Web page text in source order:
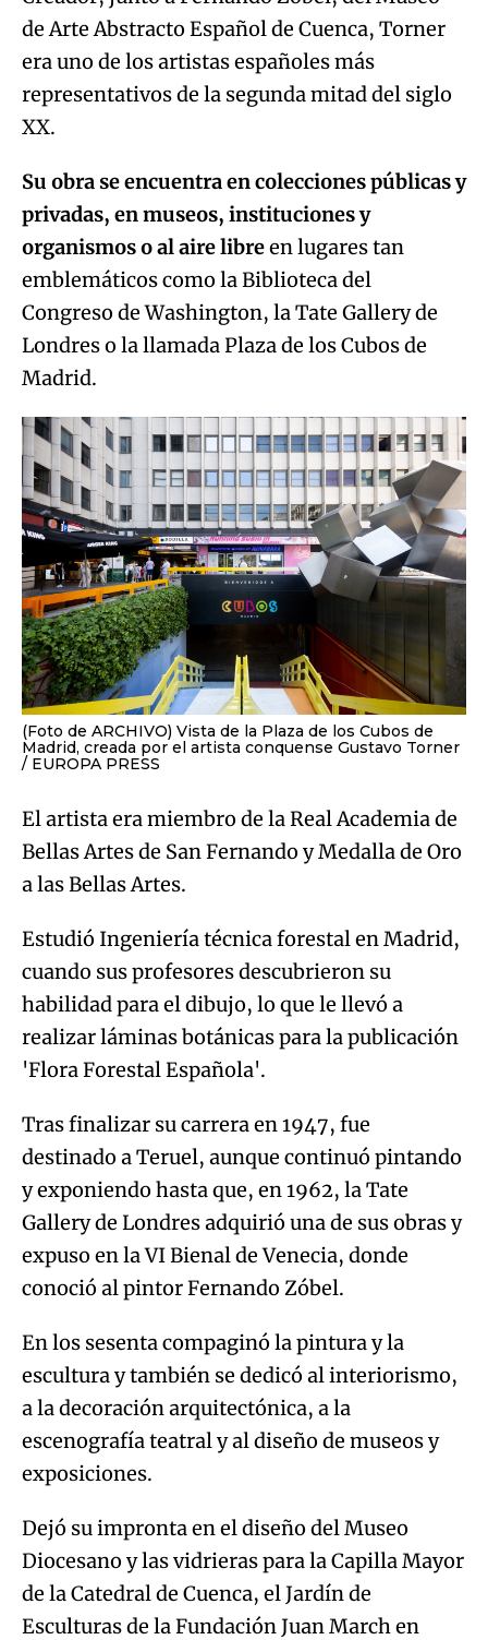
de Arte Abstracto Español de Cuenca, Torner
era uno de los artistas españoles más
representativos de la segunda mitad del siglo
XX.
Su obra se encuentra en colecciones públicas y
privadas, en museos, instituciones y
organismos o al aire libreen lugares tan
emblemáticos como la Biblioteca del
Congreso de Washington, la Tate Gallery de
Londres o la llamada Plaza de los Cubos de
Madrid.
(Foto de ARCHIVO) Vista de la Plaza de los Cubos de
Madrid, creada por el artista conquense Gustavo Torner
EUROPA PRESS
El artista era miembro de la Real Academia de
Bellas Artes de San Fernando y Medalla de Oro
a las Bellas Artes.
Estudió Ingeniería técnica forestal en Madrid,
cuando sus profesores descubrieron su
habilidad para el dibujo, lo que le llevó a
realizar láminas botánicas para la publicación
'Flora Forestal Española'.
Tras finalizar su carrera en 1947, fue
destinado a Teruel, aunque continuó pintando
y exponiendo hasta que, en 1962, la Tate
Gallery de Londres adquirió una de sus obras y
expuso en la VI Bienal de Venecia, donde
conoció al pintor Fernando Zóbel.
En los sesenta compaginó la pintura y la
escultura y también se dedicó al interiorismo,
a la decoración arquitectónica, a la
escenografía teatral y al diseño de museos y
exposiciones.
Dejó su impronta en el diseño del Museo
Diocesano y las vidrieras para la Capilla Mayor
de la Catedral de Cuenca, el Jardín de
Esculturas de la Fundación Juan March en